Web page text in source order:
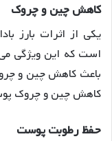
کاهشچینوچروک
یکی از اثرات بارز
است که این ویژگی
باعث کاهش چین و
کاهش چین و چروک
حفظرطوبتپوست